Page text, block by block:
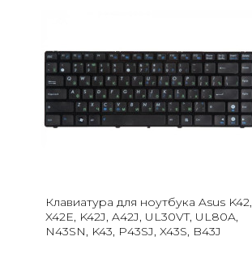
Клавиатура для ноутбука Asus K42,
X42E, K42J, A42J, UL30VT, UL80A,
N43SN, K43, P43SJ, X43S, B43J